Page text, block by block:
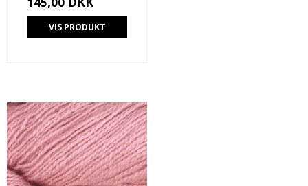
VIS PRODUKT